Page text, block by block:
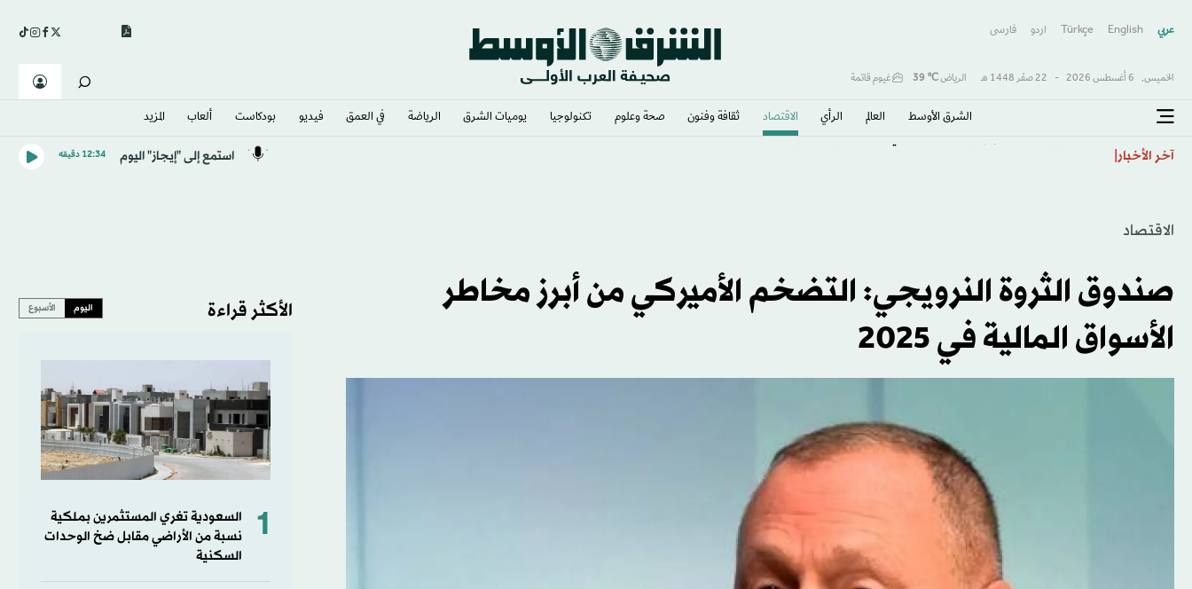
عربي English
Türkçe اردو فارسى
الخميس, 6 أغسطس 2026 - 22 صفَر 1448 هـ الرياض℃
39 غيوم قاتمة
الشرق الأوسط​ العالم الرأي الاقتصاد ثقافة وفنون صحة وعلوم تكنولوجيا يوميات الشرق​ الرياضة في العمق فيديو بودكاست ألعاب المزيد
آخر الأخبار استمع إلى "إيجاز" اليوم 12:34 دقيقه
الاقتصاد
صندوق الثروة النرويجي: التضخم الأميركي من أبرز مخاطر
الأسواق المالية في 2025
الأكثر قراءة اليوم الأسبوع
1
السعودية تغري المستثمرين بملكية
نسبة من الأراضي مقابل ضخ الوحدات
السكنية